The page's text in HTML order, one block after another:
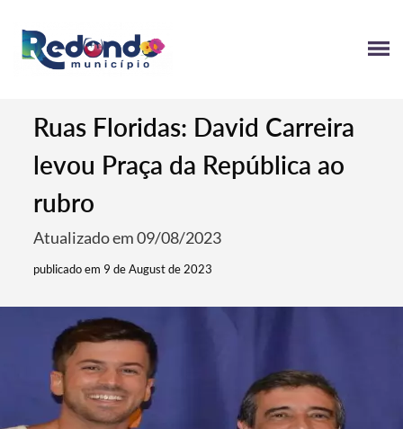
Ruas Floridas: David Carreira
levou Praça da República ao
rubro
Atualizado em 09/08/2023
publicado em 9 de August de 2023